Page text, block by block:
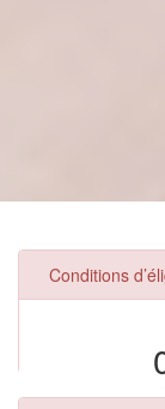
Conditions